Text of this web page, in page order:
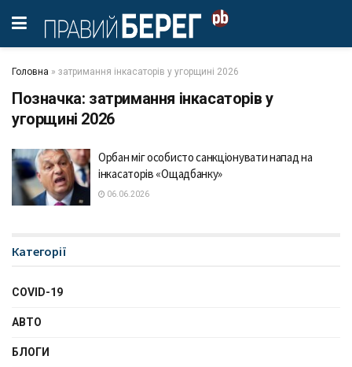
Головна » затримання інкасаторів у угорщині 2026
Позначка: затримання інкасаторів у
угорщині 2026
Орбан міг особисто санкціонувати напад на
інкасаторів «Ощадбанку»
06.06.2026
Категорії
COVID-19
АВТО
БЛОГИ